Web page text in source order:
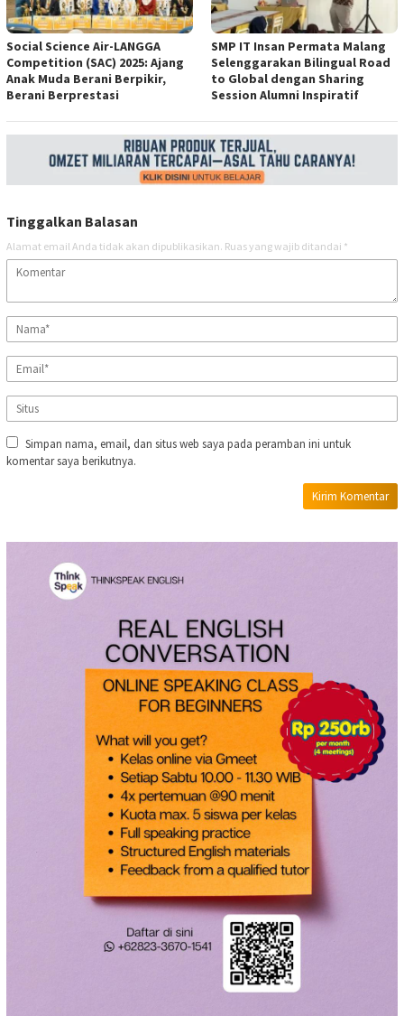
Social Science Air-LANGGA
Competition (SAC) 2025: Ajang
Anak Muda Berani Berpikir,
Berani Berprestasi
SMP IT Insan Permata Malang
Selenggarakan Bilingual Road
to Global dengan Sharing
Session Alumni Inspiratif
Tinggalkan Balasan
Alamat email Anda tidak akan dipublikasikan. Ruas yang wajib ditandai *
Simpan nama, email, dan situs web saya pada peramban ini untuk
komentar saya berikutnya.